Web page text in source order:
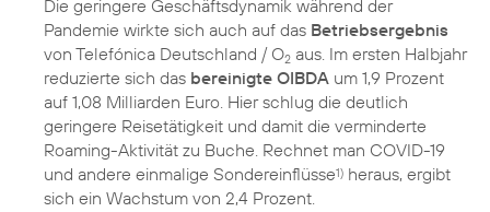
Die geringere Geschäftsdynamik während der
Pandemie wirkte sich auch auf das Betriebsergebnis
von Telefónica Deutschland / O2 aus. Im ersten Halbjahr
reduzierte sich das bereinigte OIBDA um 1,9 Prozent
auf 1,08 Milliarden Euro. Hier schlug die deutlich
geringere Reisetätigkeit und damit die verminderte
Roaming-Aktivität zu Buche. Rechnet man COVID-19
und andere einmalige Sondereinflüsse1) heraus, ergibt
sich ein Wachstum von 2,4 Prozent.